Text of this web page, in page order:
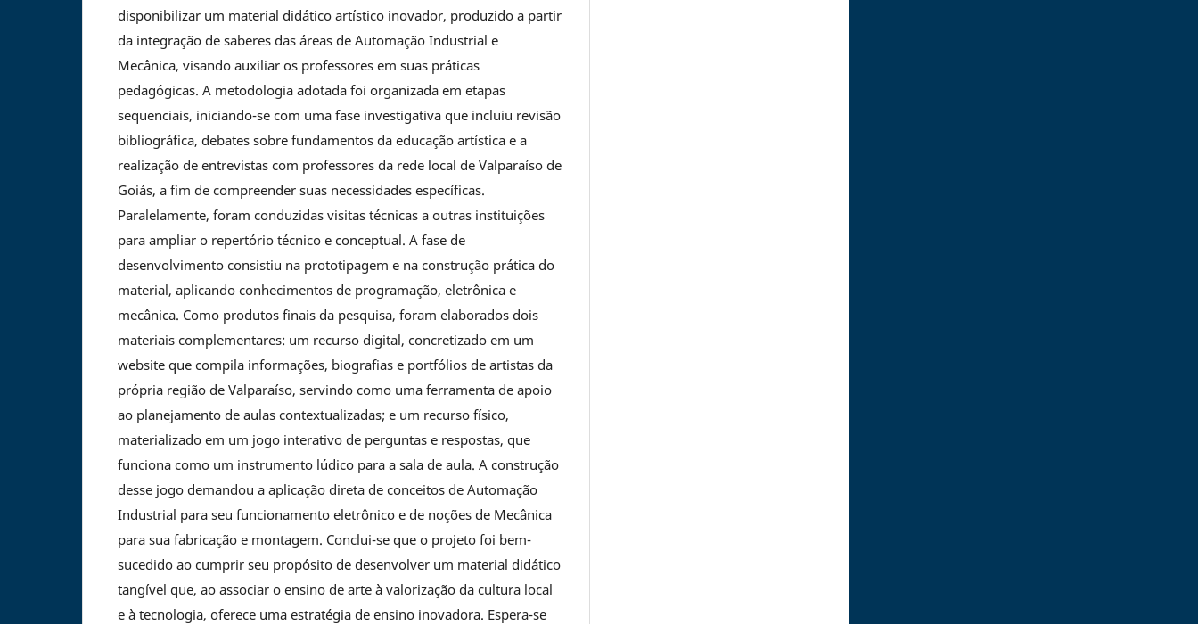
disponibilizar um material didático artístico inovador, produzido a partir
da integração de saberes das áreas de Automação Industrial e
Mecânica, visando auxiliar os professores em suas práticas
pedagógicas. A metodologia adotada foi organizada em etapas
sequenciais, iniciando-se com uma fase investigativa que incluiu revisão
bibliográfica, debates sobre fundamentos da educação artística e a
realização de entrevistas com professores da rede local de Valparaíso de
Goiás, a fim de compreender suas necessidades específicas.
Paralelamente, foram conduzidas visitas técnicas a outras instituições
para ampliar o repertório técnico e conceptual. A fase de
desenvolvimento consistiu na prototipagem e na construção prática do
material, aplicando conhecimentos de programação, eletrônica e
mecânica. Como produtos finais da pesquisa, foram elaborados dois
materiais complementares: um recurso digital, concretizado em um
website que compila informações, biografias e portfólios de artistas da
própria região de Valparaíso, servindo como uma ferramenta de apoio
ao planejamento de aulas contextualizadas; e um recurso físico,
materializado em um jogo interativo de perguntas e respostas, que
funciona como um instrumento lúdico para a sala de aula. A construção
desse jogo demandou a aplicação direta de conceitos de Automação
Industrial para seu funcionamento eletrônico e de noções de Mecânica
para sua fabricação e montagem. Conclui-se que o projeto foi bem-
sucedido ao cumprir seu propósito de desenvolver um material didático
tangível que, ao associar o ensino de arte à valorização da cultura local
e à tecnologia, oferece uma estratégia de ensino inovadora. Espera-se